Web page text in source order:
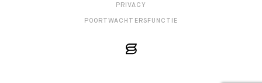
PRIVACY
POORTWACHTERSFUNCTIE